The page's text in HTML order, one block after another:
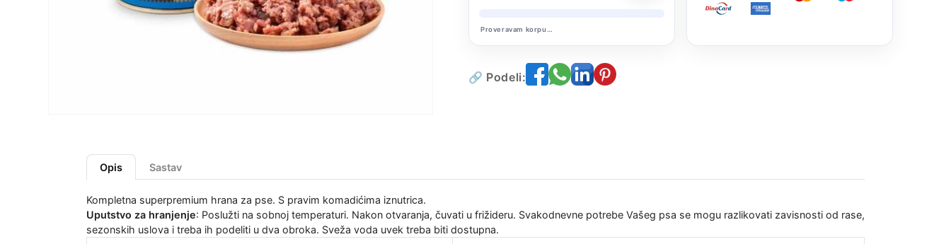
sa
sa
400g
Proveravam korpu…
🔗 Podeli:
Opis Sastav
Kompletna superpremium hrana za pse. S pravim komadićima iznutrica.
Uputstvo za hranjenje: Poslužti na sobnoj temperaturi. Nakon otvaranja, čuvati u frižideru. Svakodnevne potrebe Vašeg psa se mogu razlikovati zavisnosti od rase,
sezonskih uslova i treba ih podeliti u dva obroka. Sveža voda uvek treba biti dostupna.